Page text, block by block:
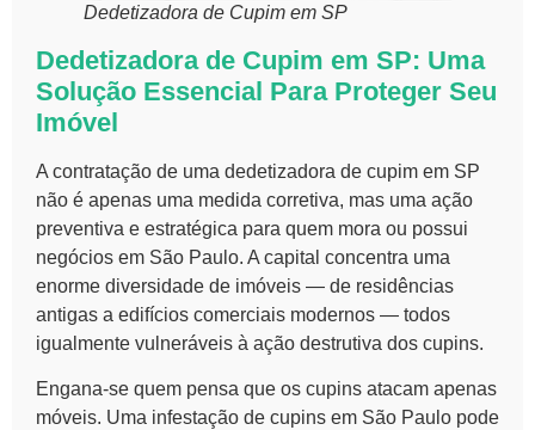
Dedetizadora de Cupim em SP
Dedetizadora de Cupim em SP: Uma
Solução Essencial Para Proteger Seu
Imóvel
A contratação de uma dedetizadora de cupim em SP
não é apenas uma medida corretiva, mas uma ação
preventiva e estratégica para quem mora ou possui
negócios em São Paulo. A capital concentra uma
enorme diversidade de imóveis — de residências
antigas a edifícios comerciais modernos — todos
igualmente vulneráveis à ação destrutiva dos cupins.
Engana-se quem pensa que os cupins atacam apenas
móveis. Uma infestação de cupins em São Paulo pode